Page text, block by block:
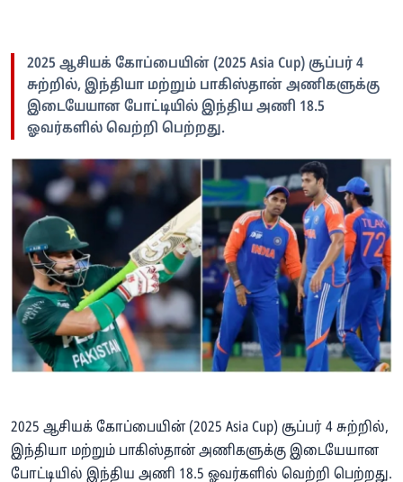
2025 ஆசியக் கோப்பையின் (2025 Asia Cup) சூப்பர் 4
சுற்றில், இந்தியா மற்றும் பாகிஸ்தான் அணிகளுக்கு
இடையேயான போட்டியில் இந்திய அணி 18.5
ஓவர்களில் வெற்றி பெற்றது.
2025 ஆசியக் கோப்பையின் (2025 Asia Cup) சூப்பர் 4 சுற்றில்,
இந்தியா மற்றும் பாகிஸ்தான் அணிகளுக்கு இடையேயான
போட்டியில் இந்திய அணி 18.5 ஓவர்களில் வெற்றி பெற்றது.